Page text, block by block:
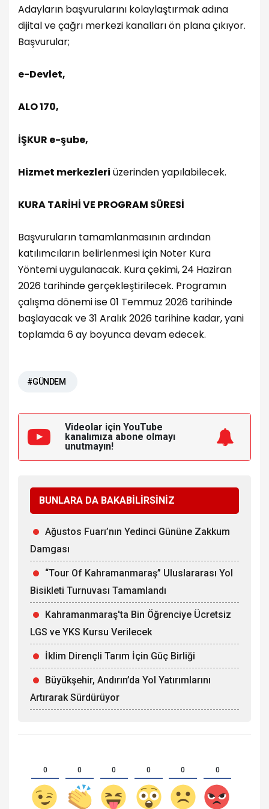
Adayların başvurularını kolaylaştırmak adına
dijital ve çağrı merkezi kanalları ön plana çıkıyor.
Başvurular;
e-Devlet,
ALO 170,
İŞKUR e-şube,
Hizmet merkezleri üzerinden yapılabilecek.
KURA TARİHİ VE PROGRAM SÜRESİ
Başvuruların tamamlanmasının ardından
katılımcıların belirlenmesi için Noter Kura
Yöntemi uygulanacak. Kura çekimi, 24 Haziran
2026 tarihinde gerçekleştirilecek. Programın
çalışma dönemi ise 01 Temmuz 2026 tarihinde
başlayacak ve 31 Aralık 2026 tarihine kadar, yani
toplamda 6 ay boyunca devam edecek.
#GÜNDEM
Videolar için YouTube
kanalımıza abone olmayı
unutmayın!
BUNLARA DA BAKABİLİRSİNİZ
Ağustos Fuarı’nın Yedinci Gününe Zakkum
Damgası
“Tour Of Kahramanmaraş” Uluslararası Yol
Bisikleti Turnuvası Tamamlandı
Kahramanmaraş'ta Bin Öğrenciye Ücretsiz
LGS ve YKS Kursu Verilecek
İklim Dirençli Tarım İçin Güç Birliği
Büyükşehir, Andırın’da Yol Yatırımlarını
Artırarak Sürdürüyor
0 0 0 0 0 0